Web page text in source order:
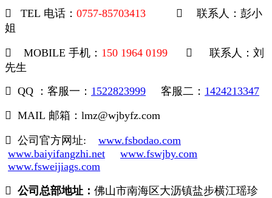
TEL 电话： 0757-85703413
联系人：彭小
姐
MOBILE 手机： 150 1964 0199
联系人：刘
先生
QQ ：客服一： 1522823999 客服二： 1424213347
MAIL 邮箱：lmz@wjbyfz.com
公司官方网址: www.fsbodao.com
www.baiyifangzhi.net
www.fswjby.com
www.fsweijiags.com
公司总部地址： 佛山市南海区大沥镇盐步横江瑶珍